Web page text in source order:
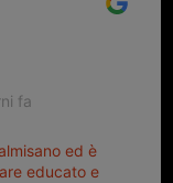
fa
ed è
educato e